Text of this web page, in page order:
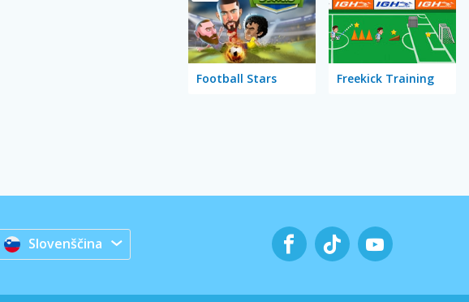
Football Stars Freekick Training
Slovenščina